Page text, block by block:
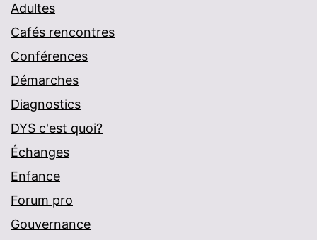
Adultes
Cafés rencontres
Conférences
Démarches
Diagnostics
DYS c'est quoi?
Échanges
Enfance
Forum pro
Gouvernance